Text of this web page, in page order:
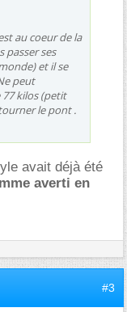
au coeur de la
passer ses
et il se
peut
kilos (petit
le pont .
avait déjà été
averti en
#3